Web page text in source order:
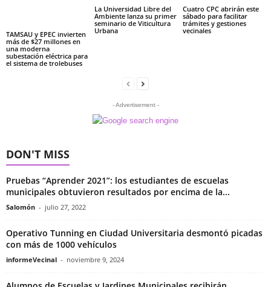
TAMSAU y EPEC invierten
más de $27 millones en
una moderna
subestación eléctrica para
el sistema de trolebuses
La Universidad Libre del
Ambiente lanza su primer
seminario de Viticultura
Urbana
Cuatro CPC abrirán este
sábado para facilitar
trámites y gestiones
vecinales
- Advertisement -
DON'T MISS
Pruebas “Aprender 2021”: los estudiantes de escuelas
municipales obtuvieron resultados por encima de la...
Salomón - julio 27, 2022
Operativo Tunning en Ciudad Universitaria desmontó picadas
con más de 1000 vehículos
informeVecinal - noviembre 9, 2024